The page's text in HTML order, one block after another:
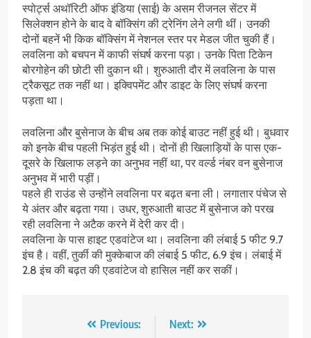
स्पोर्ट्स अथॉरिटी ऑफ इंडिया (साई) के असम रीजनल सेंटर में
सिलेक्शन होने के बाद वे बॉक्सिंग की ट्रेनिंग लेने लगी थीं। उनकी
दोनों बहनें भी किक बॉक्सिंग में नेशनल स्तर पर मेडल जीत चुकी हैं।
लवलिना को बचपन में काफी संघर्ष करना पड़ा। उनके पिता टिकेन
बोरगोहेन की छोटी सी दुकान थी। शुरुआती दौर में लवलिना के पास
ट्रैकसूट तक नहीं था। इक्विपमेंट और डाइट के लिए संघर्ष करना
पड़ता था।
लवलिना और बुसेनाज के बीच अब तक कोई बाउट नहीं हुई थी। बुधवार
को इनके बीच पहली भिड़ंत हुई थी। दोनों ही खिलाड़ियों के पास एक-
दूसरे के खिलाफ लड़ने का अनुभव नहीं था, पर वर्ल्ड नंबर वन बुसेनाज
अनुभव में भारी पड़ीं।
पहले ही राउंड से उन्होंने लवलिना पर बढ़त बना ली। लगातार पंचेज से
ये अंतर और बढ़ता गया। उधर, शुरुआती बाउट में बुसेनाज को परख
रही लवलिना ने अटैक करने में देरी कर दी।
लवलिना के पास हाइट एडवांटेज था। लवलिना की लंबाई 5 फीट 9.7
इंच है। वहीं, तुर्की की मुक्केबाज की लंबाई 5 फीट, 6.9 इंच। लंबाई में
2.8 इंच की बढ़त की एडवांटेज वो हासिल नहीं कर सकीं।
Previous:
Next: